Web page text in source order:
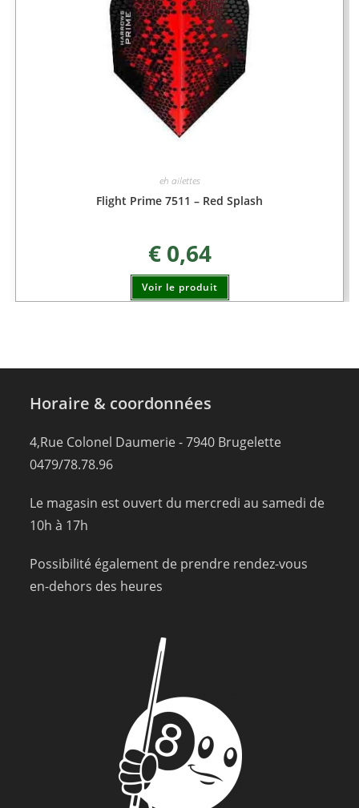
eh ailettes
Flight Prime 7511 – Red Splash
€0,64
Voir le produit
Horaire & coordonnées
4,Rue Colonel Daumerie - 7940 Brugelette
0479/78.78.96
Le magasin est ouvert du mercredi au samedi de
10h à 17h
Possibilité également de prendre rendez-vous
en-dehors des heures